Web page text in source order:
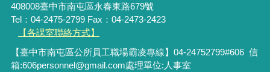
408008臺中市南屯區永春東路679號
Tel：04-2475-2799 Fax：04-2473-2423
【各課室聯絡方式】
【臺中市南屯區公所員工職場霸凌專線】04-24752799#606 信
箱:606personnel@gmail.com處理單位:人事室